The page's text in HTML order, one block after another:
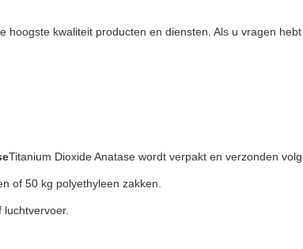
hoogste kwaliteit producten en diensten. Als u vragen
Titanium Dioxide Anatase wordt verpakt en verzonden
of 50 kg polyethyleen zakken.